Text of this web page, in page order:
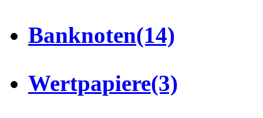
Banknoten(14)
Wertpapiere(3)